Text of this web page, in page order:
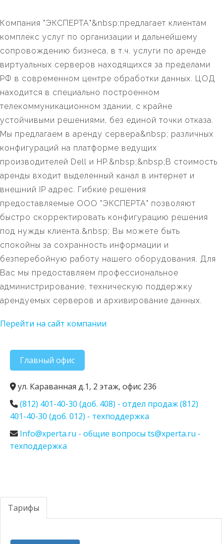
Компания "ЭКСПЕРТА"&nbsp;предлагает клиентам
комплекс услуг по организации и дальнейшему
сопровождению бизнеса, в т.ч. услуги по аренде
виртуальных серверов находящихся за пределами
РФ в современном центре обработки данных. ЦОД
находится в специально построенном
телекоммуникационном здании, с крайне
устойчивыми решениями, без единой точки отказа.
Мы предлагаем в аренду сервера&nbsp; различных
конфигураций на платформе ведущих
производителей Dell и HP.&nbsp;&nbsp;В стоимость
аренды входит выделенный канал в интернет и
внешний IP адрес. Гибкие решения
предоставляемые ООО "ЭКСПЕРТА" позволяют
быстро скорректировать конфигурацию решения
под нужды клиента.&nbsp; Вы можете быть
спокойны за сохранность информации и
безперебойную работу нашего оборудования. Для
Вас мы предоставляем профессиональное
администрирование, техническую поддержку
арендуемых серверов и архивирование данных.
Перейти на сайт компании
Главный офис
ул. Караванная д.1, 2 этаж, офис 236
(812) 401-40-30 (доб. 408) - отдел продаж (812)
401-40-30 (доб. 012) - техподдержка
Info@xperta.ru - общие вопросы ts@xperta.ru -
техподдержка
Тарифы